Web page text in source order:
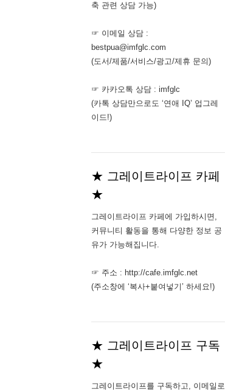
축 관련 상담 가능)
☞ 이메일 상담 :
bestpua@imfglc.com
(도서/제품/서비스/광고/제휴 문의)
☞ 카카오톡 상담 : imfglc
(카톡 상담만으로도 ‘연애 IQ’ 업그레
이드!)
★ 그레이트라이프 카페
★
그레이트라이프 카페에 가입하시면,
커뮤니티 활동을 통해 다양한 정보 공
유가 가능해집니다.
☞ 주소 : http://cafe.imfglc.net
(주소창에 ‘복사+붙여넣기’ 하세요!)
★ 그레이트라이프 구독
★
그레이트라이프를 구독하고, 이메일로